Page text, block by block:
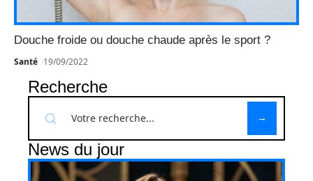
Douche froide ou douche chaude après le sport ?
Santé 19/09/2022
Recherche
News du jour